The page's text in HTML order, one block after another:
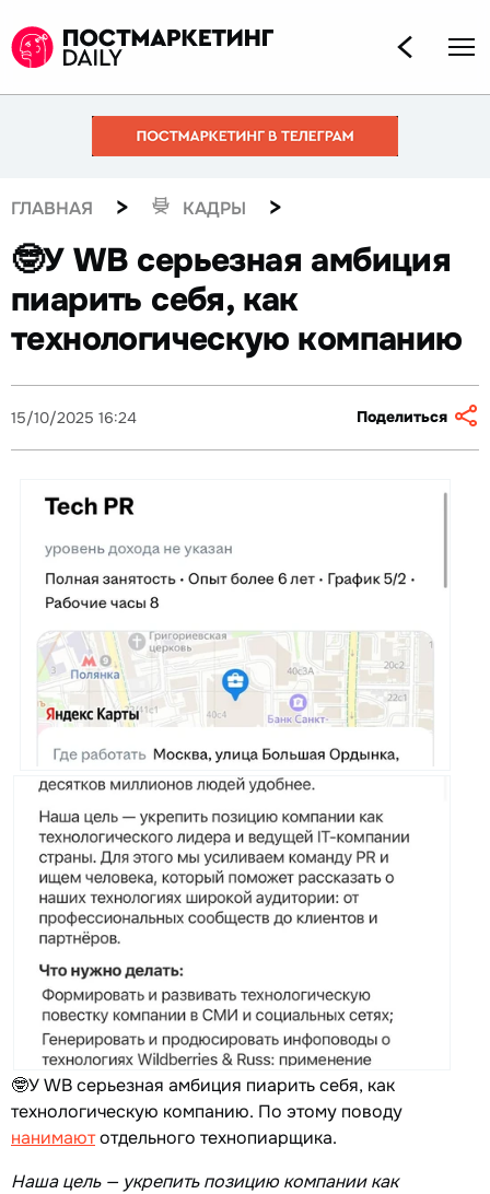
ГЛАВНАЯ > КАДРЫ >
🤓У WB серьезная амбиция
пиарить себя, как
технологическую компанию
15/10/2025 16:24 Поделиться
🤓У WB серьезная амбиция пиарить себя, как
технологическую компанию. По этому поводу
нанимаютотдельного технопиарщика.
Наша цель — укрепить позицию компании как